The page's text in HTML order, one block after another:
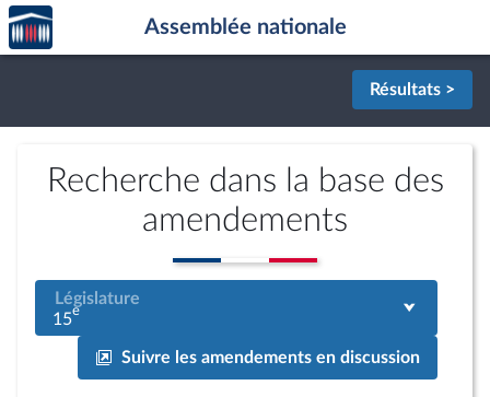
Aller au contenu
Aller en bas de la page
Accèder
à la
page
Assemblée nationale
Résultats >
Recherche dans la base des
amendements
Législature
15e
Suivre les amendements en discussion